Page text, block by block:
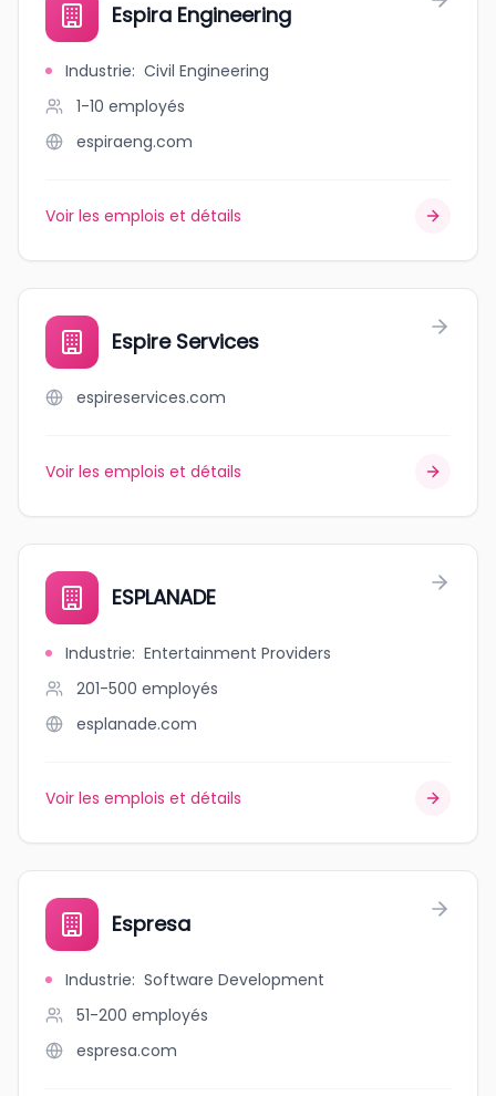
Espira Engineering
Industrie: Civil Engineering
1-10 employés
espiraeng.com
Voir les emplois et détails
Espire Services
espireservices.com
Voir les emplois et détails
ESPLANADE
Industrie: Entertainment Providers
201-500 employés
esplanade.com
Voir les emplois et détails
Espresa
Industrie: Software Development
51-200 employés
espresa.com